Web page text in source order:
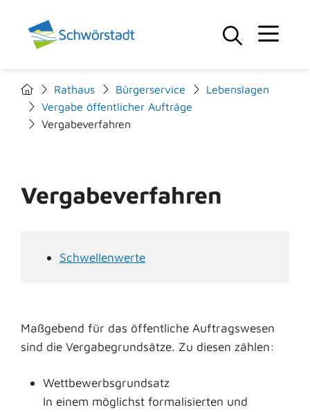
Rathaus Bürgerservice
Lebenslagen
Vergabe öffentlicher Aufträge
Vergabeverfahren
Vergabeverfahren
Schwellenwerte
Maßgebend für das öffentliche Auftragswesen
sind die Vergabegrundsätze. Zu diesen zählen:
Wettbewerbsgrundsatz
In einem möglichst formalisierten und